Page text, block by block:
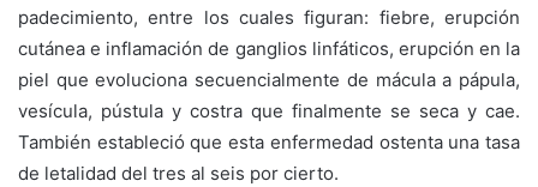
padecimiento, entre los cuales figuran: fiebre, erupción
cutánea e inflamación de ganglios linfáticos, erupción en la
piel que evoluciona secuencialmente de mácula a pápula,
vesícula, pústula y costra que finalmente se seca y cae.
También estableció que esta enfermedad ostenta una tasa
de letalidad del tres al seis por cierto.